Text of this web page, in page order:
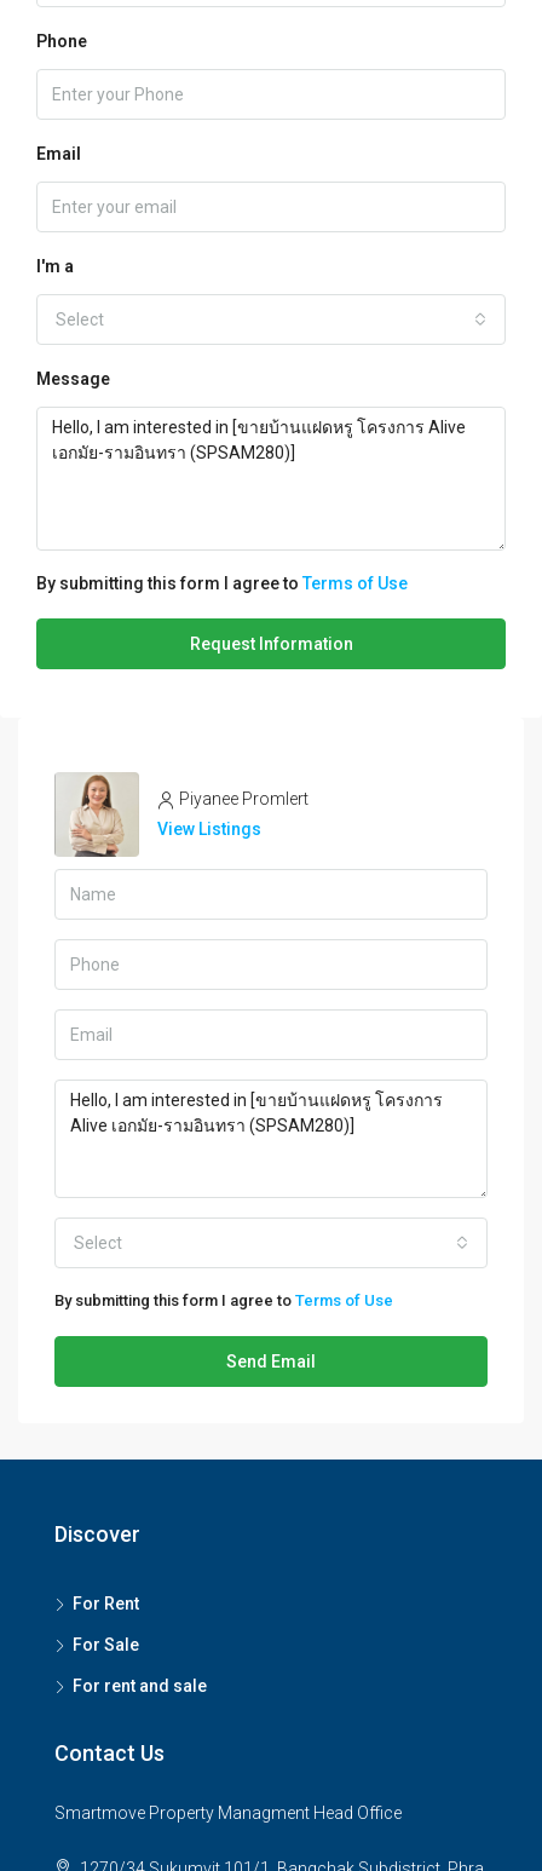
Phone
Email
I'm a
Select
Message
By submitting this form I agree toTerms of Use
Request Information
Piyanee Promlert
View Listings
Select
By submitting this form I agree to Terms of Use
Send Email
Discover
For Rent
For Sale
For rent and sale
Contact Us
Smartmove Property Managment Head Office